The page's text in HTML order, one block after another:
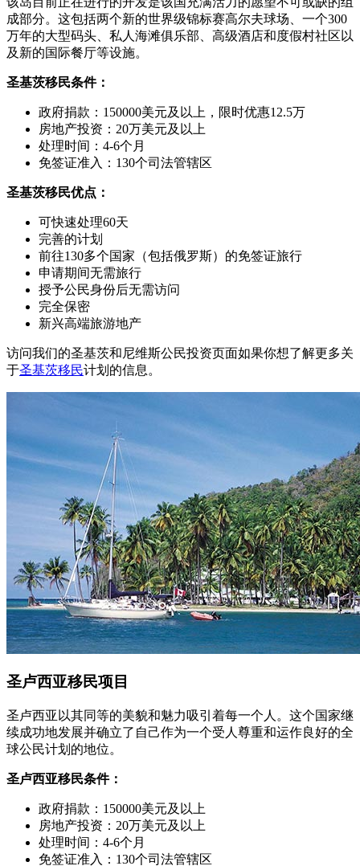
成部分。这包括两个新的世界级锦标赛高尔夫球场、一个300
万年的大型码头、私人海滩俱乐部、高级酒店和度假村社区以
及新的国际餐厅等设施。
圣基茨移民条件：
政府捐款：150000美元及以上，限时优惠12.5万
房地产投资：20万美元及以上
处理时间：4-6个月
免签证准入：130个司法管辖区
圣基茨移民优点：
可快速处理60天
完善的计划
前往130多个国家（包括俄罗斯）的免签证旅行
申请期间无需旅行
授予公民身份后无需访问
完全保密
新兴高端旅游地产
访问我们的圣基茨和尼维斯公民投资页面如果你想了解更多关
于圣基茨移民计划的信息。
圣卢西亚移民项目
圣卢西亚以其同等的美貌和魅力吸引着每一个人。这个国家继
续成功地发展并确立了自己作为一个受人尊重和运作良好的全
球公民计划的地位。
圣卢西亚移民条件：
政府捐款：150000美元及以上
房地产投资：20万美元及以上
处理时间：4-6个月
免签证准入：130个司法管辖区